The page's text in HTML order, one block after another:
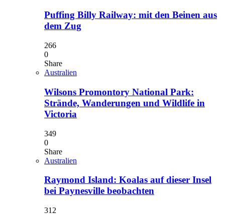
Puffing Billy Railway: mit den Beinen aus
dem Zug
266
0
Share
Australien
Wilsons Promontory National Park:
Strände, Wanderungen und Wildlife in
Victoria
349
0
Share
Australien
Raymond Island: Koalas auf dieser Insel
bei Paynesville beobachten
312